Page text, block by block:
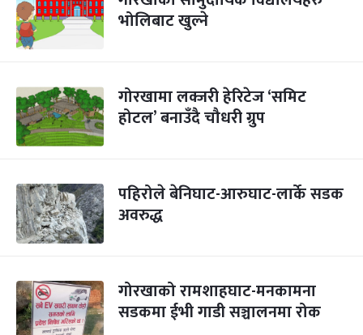
भोलिबाट खुल्ने
गोरखामा लक्जरी हेरिटेज ‘समिट
होटल’ बनाउँदै चौधरी ग्रुप
पहिरोले बेनिघाट-आरुघाट-लार्के सडक
अवरुद्ध
गोरखाको रामशाहघाट-मनकामना
सडकमा ईभी गाडी सञ्चालनमा रोक